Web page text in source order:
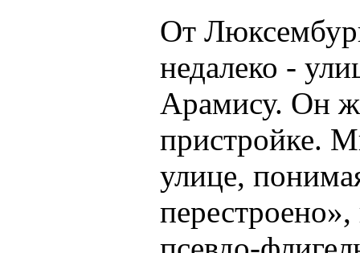
От
недалеко -
Арамису. Он
пристройке.
улице,